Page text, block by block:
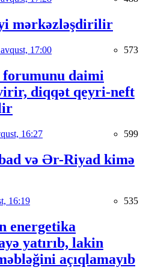
mərkəzləşdirilir
17:00 573
forumunu daimi
diqqət qeyri-neft
16:27 599
və Ər-Riyad kimə
16:19 535
energetika
yatırıb, lakin
açıqlamayıb